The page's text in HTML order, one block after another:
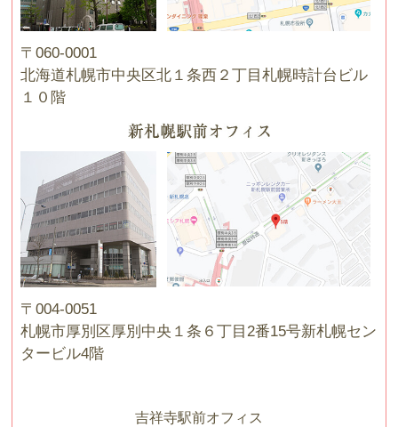
〒060-0001
北海道札幌市中央区北１条西２丁目札幌時計台ビル
１０階
〒004-0051
札幌市厚別区厚別中央１条６丁目2番15号新札幌セン
タービル4階
吉祥寺駅前オフィス